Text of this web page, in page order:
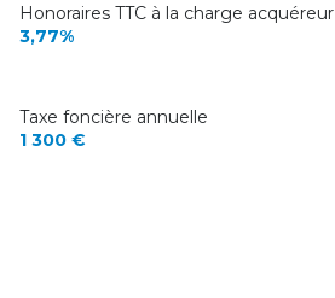
Honoraires TTC à la charge acquéreur
3,77%
Taxe foncière annuelle
1 300 €